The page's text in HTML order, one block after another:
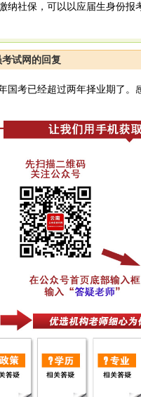
纳社保，可以以应届生身份报
试网的回复
国考已经超过两年择业期了。